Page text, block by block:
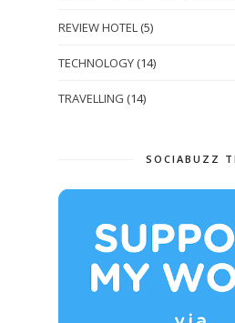
REVIEW HOTEL (5)
TECHNOLOGY (14)
TRAVELLING (14)
SOCIABUZZ